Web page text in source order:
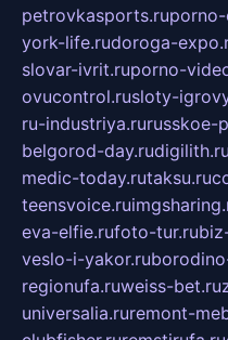
petrovkasports.ru
york-life.rudoroga-
slovar-ivrit.ruporno-
ovucontrol.rusloty-
ru-industriya.rurusskoe-
belgorod-day.rudigilith.ru
medic-today.rutaksu.ru
teensvoice.ru
eva-elfie.rufoto-tur.ru
veslo-i-yakor.ru
regionufa.ruweiss-bet.ru
universalia.ruremont-